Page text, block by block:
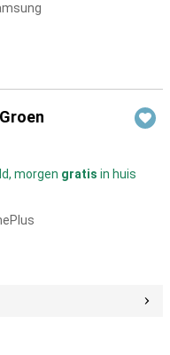
morgen gratis in huis